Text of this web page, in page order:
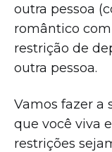
outra pessoa
romântico
restrição de
outra pessoa.
Vamos fazer a
que você viva
restrições